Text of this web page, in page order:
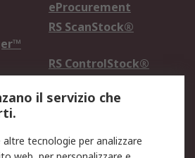
eProcurement
RS ScanStock®
RS ControlStock®
Informativa Privacy -
il servizio che
tecnologie per analizzare